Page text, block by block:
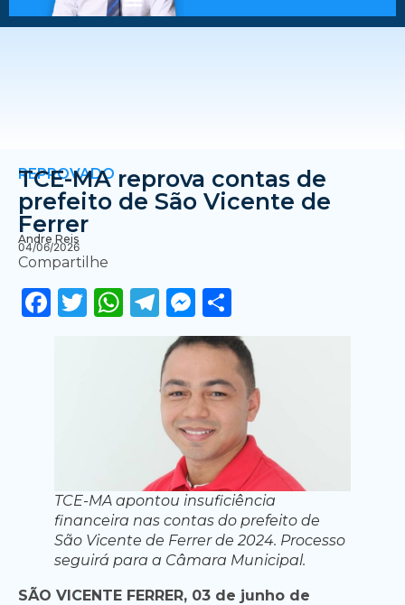
REPROVADO
TCE-MA reprova contas de
prefeito de São Vicente de
Ferrer
Andre Reis
04/06/2026
Compartilhe
Facebook
Twitter
WhatsApp
Telegram
Messenger
TCE-MA apontou insuficiência
financeira nas contas do prefeito de
São Vicente de Ferrer de 2024. Processo
seguirá para a Câmara Municipal.
SÃO VICENTE FERRER, 03 de junho de